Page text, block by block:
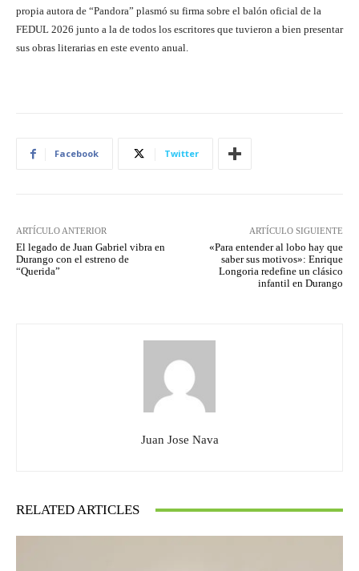
propia autora de “Pandora” plasmó su firma sobre el balón oficial de la
FEDUL 2026 junto a la de todos los escritores que tuvieron a bien presentar
sus obras literarias en este evento anual.
Facebook Twitter
ARTÍCULO ANTERIOR
El legado de Juan Gabriel vibra en
Durango con el estreno de
“Querida”
ARTÍCULO SIGUIENTE
«Para entender al lobo hay que
saber sus motivos»: Enrique
Longoria redefine un clásico
infantil en Durango
Juan Jose Nava
RELATED ARTICLES